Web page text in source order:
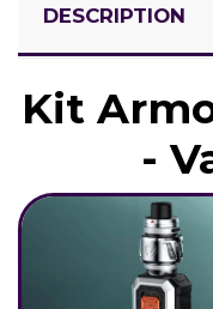
DESCRIPTION
Kit
-